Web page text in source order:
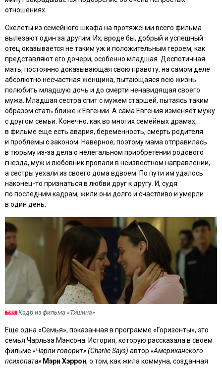
отношениях.
Скелеты из семейного шкафа на протяжении всего фильма
вылезают один за другим. Их, вроде бы, добрый и успешный
отец оказывается не таким уж и положительным героем, как
представляют его дочери, особенно младшая. Деспотичная
мать, постоянно доказывающая свою правоту, на самом деле
абсолютно несчастная женщина, пытающаяся всю жизнь
полюбить младшую дочь и до смерти ненавидящая своего
мужа. Младшая сестра спит с мужем старшей, пытаясь таким
образом стать ближе к Евгении. А сама Евгения изменяет мужу
с другом семьи. Конечно, как во многих семейных драмах,
в фильме еще есть авария, беременность, смерть родителя
и проблемы с законом. Наверное, поэтому мама отправилась
в тюрьму из-за дела о нелегальном приобретении родового
гнезда, муж и любовник пропали в неизвестном направлении,
а сестры уехали из своего дома вдвоем. По пути им удалось
наконец-то признаться в любви друг к другу. И, судя
по последним кадрам, жили они долго и счастливо и умерли
в один день.
Кадр из фильма «Тишина»
Еще одна «Семья», показанная в программе «Горизонты», это
семья Чарльза Мэнсона. История, которую рассказала в своем
фильме «Чарли говорит» (Charlie Says) автор «Американского
психопата» Мэри Хэррон, о том, как жила коммуна, созданная